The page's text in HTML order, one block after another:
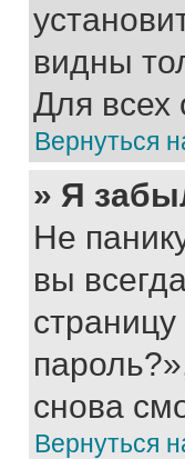
видны
Для всех
Вернуться
» Я
Не
вы
снова
Вернуться